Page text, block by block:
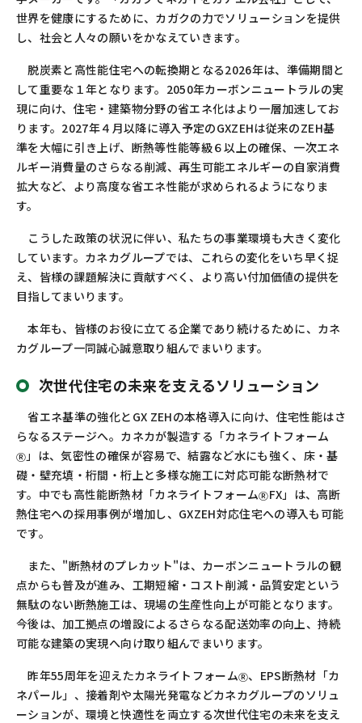
世界を健康にするために、カガクの力でソリューションを提供
し、社会と人々の願いをかなえていきます。
脱炭素と高性能住宅への転換期となる2026年は、準備期間と
して重要な１年となります。 2050年カーボンニュートラルの実
現に向け、住宅・建築物分野の省エネ化はより一層加速してお
ります。 2027年４月以降に導入予定のGXZEHは従来のZEH基
準を大幅に引き上げ、断熱等性能等級６以上の確保、一次エネ
ルギー消費量のさらなる削減、再生可能エネルギーの自家消費
拡大など、より高度な省エネ性能が求められるようになりま
す。
こうした政策の状況に伴い、私たちの事業環境も大きく変化
しています。カネカグループでは、これらの変化をいち早く捉
え、皆様の課題解決に貢献すべく、より高い付加価値の提供を
目指してまいります。
本年も、皆様のお役に立てる企業であり続けるために、カネ
カグループ一同誠心誠意取り組んでまいります。
次世代住宅の未来を支えるソリューション
省エネ基準の強化と GX ZEHの本格導入に向け、住宅性能はさ
らなるステージへ。カネカが製造する「カネライトフォーム
Ⓡ」は、気密性の確保が容易で、結露など水にも強く、床・基
礎・壁充填・桁間・桁上と多様な施工に対応可能な断熱材で
す。中でも高性能断熱材「カネライトフォームⓇFX」は、高断
熱住宅への採用事例が増加し、 GXZEH対応住宅への導入も可能
です。
また、"断熱材のプレカット"は、カーボンニュートラルの観
点からも普及が進み、工期短縮・コスト削減・品質安定という
無駄のない断熱施工は、現場の生産性向上が可能となります。
今後は、加工拠点の増設によるさらなる配送効率の向上、持続
可能な建築の実現へ向け取り組んでまいります。
昨年55周年を迎えたカネライトフォームⓇ、 EPS断熱材「カ
ネパール」、接着剤や太陽光発電などカネカグループのソリュ
ーションが、環境と快適性を両立する次世代住宅の未来を支え